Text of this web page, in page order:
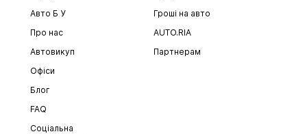
Авто Б У
Про нас
Автовикуп
Гроші на авто
AUTO.RIA
Партнерам
Офіси
Блог
FAQ
Соціальна